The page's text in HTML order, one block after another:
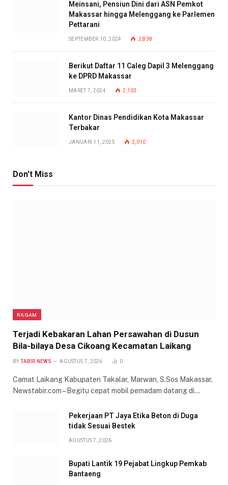
Meinsani, Pensiun Dini dari ASN Pemkot
Makassar hingga Melenggang ke Parlemen
Pettarani
SEPTEMBER 10, 2024 2,838
Berikut Daftar 11 Caleg Dapil 3 Melenggang
ke DPRD Makassar
MARET 7, 2024 2,103
Kantor Dinas Pendidikan Kota Makassar
Terbakar
JANUARI 11, 2025 2,010
Don't Miss
RAGAM
Terjadi Kebakaran Lahan Persawahan di Dusun
Bila-bilaya Desa Cikoang Kecamatan Laikang
BY TABIR NEWS AGUSTUS 7, 2026 0
Camat Laikang Kabupaten Takalar, Marwan, S.Sos Makassar,
Newstabir.com – Begitu cepat mobil pemadam datang di…
Pekerjaan PT Jaya Etika Beton di Duga
tidak Sesuai Bestek
AGUSTUS 7, 2026
Bupati Lantik 19 Pejabat Lingkup Pemkab
Bantaeng